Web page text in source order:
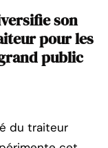
son
pour les
public
du traiteur